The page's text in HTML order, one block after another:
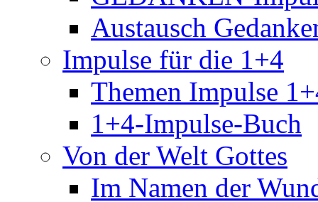
Austausch
Impulse für die 1+4
Themen Impulse
1+4-Impulse-Buch
Von der Welt Gottes
Im Namen der